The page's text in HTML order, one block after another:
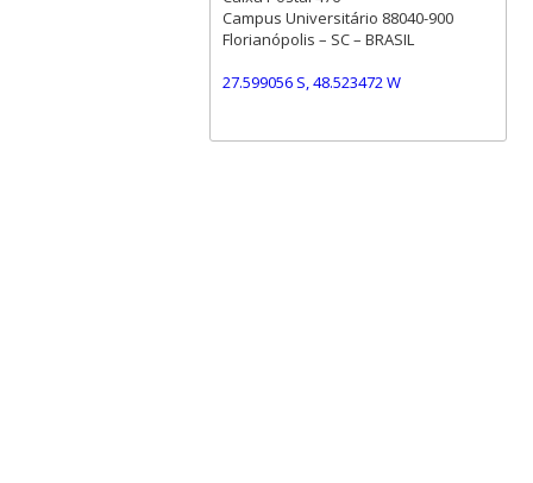
Campus Universitário 88040-900
Florianópolis – SC – BRASIL
27.599056 S, 48.523472 W